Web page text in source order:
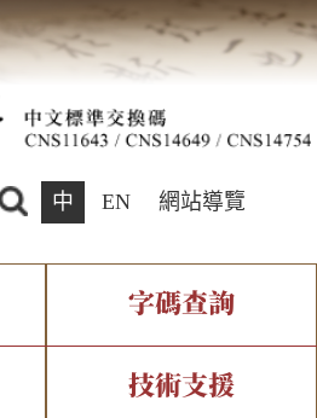
中 EN 網站導覽
全字庫現況
字碼查詢
部件查詢
技術支援